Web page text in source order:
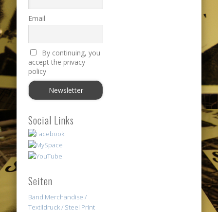
Email
By continuing, you
accept the privacy
policy
Social Links
Seiten
Band Merchandise /
Textildruck / Steel Print